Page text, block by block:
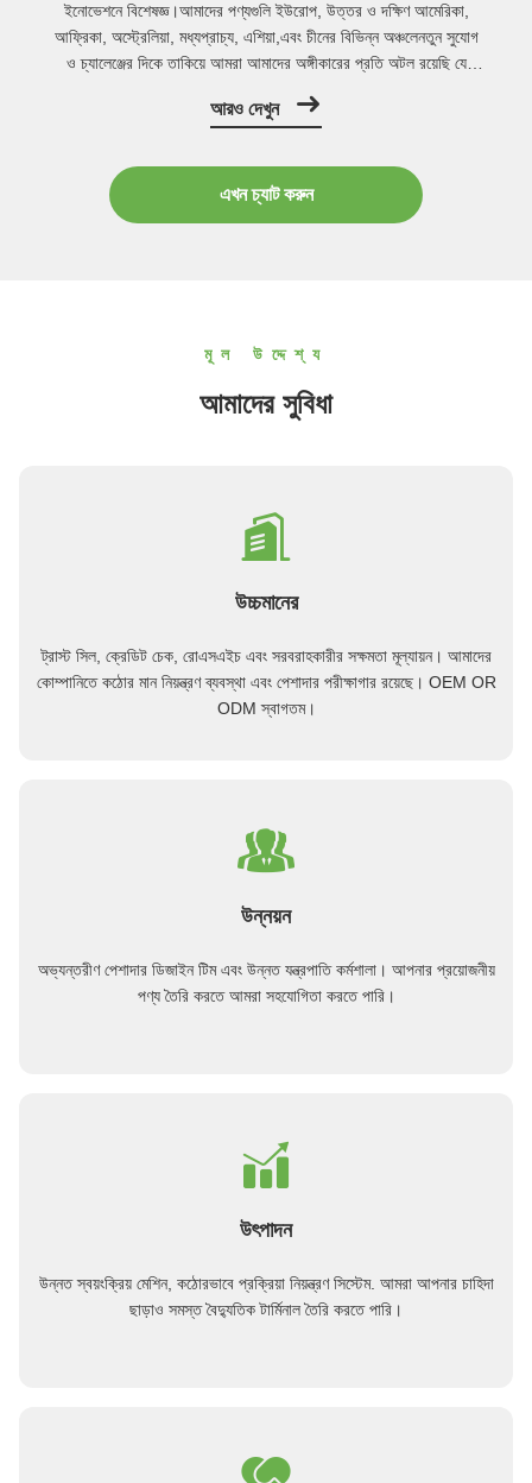
ইনোভেশনে বিশেষজ্ঞ।আমাদের পণ্যগুলি ইউরোপ, উত্তর ও দক্ষিণ আমেরিকা,
আফ্রিকা, অস্ট্রেলিয়া, মধ্যপ্রাচ্য, এশিয়া,এবং চীনের বিভিন্ন অঞ্চলেনতুন সুযোগ
ও চ্যালেঞ্জের দিকে তাকিয়ে আমরা আমাদের অঙ্গীকারের প্রতি অটল রয়েছি যে
আরও দেখুন
এখন চ্যাট করুন
মূল উদ্দেশ্য
আমাদের সুবিধা
উচ্চমানের
ট্রাস্ট সিল, ক্রেডিট চেক, রোএসএইচ এবং সরবরাহকারীর সক্ষমতা মূল্যায়ন। আমাদের
কোম্পানিতে কঠোর মান নিয়ন্ত্রণ ব্যবস্থা এবং পেশাদার পরীক্ষাগার রয়েছে। OEM OR
ODM স্বাগতম।
উন্নয়ন
অভ্যন্তরীণ পেশাদার ডিজাইন টিম এবং উন্নত যন্ত্রপাতি কর্মশালা। আপনার প্রয়োজনীয়
পণ্য তৈরি করতে আমরা সহযোগিতা করতে পারি।
উৎপাদন
উন্নত স্বয়ংক্রিয় মেশিন, কঠোরভাবে প্রক্রিয়া নিয়ন্ত্রণ সিস্টেম. আমরা আপনার চাহিদা
ছাড়াও সমস্ত বৈদ্যুতিক টার্মিনাল তৈরি করতে পারি।